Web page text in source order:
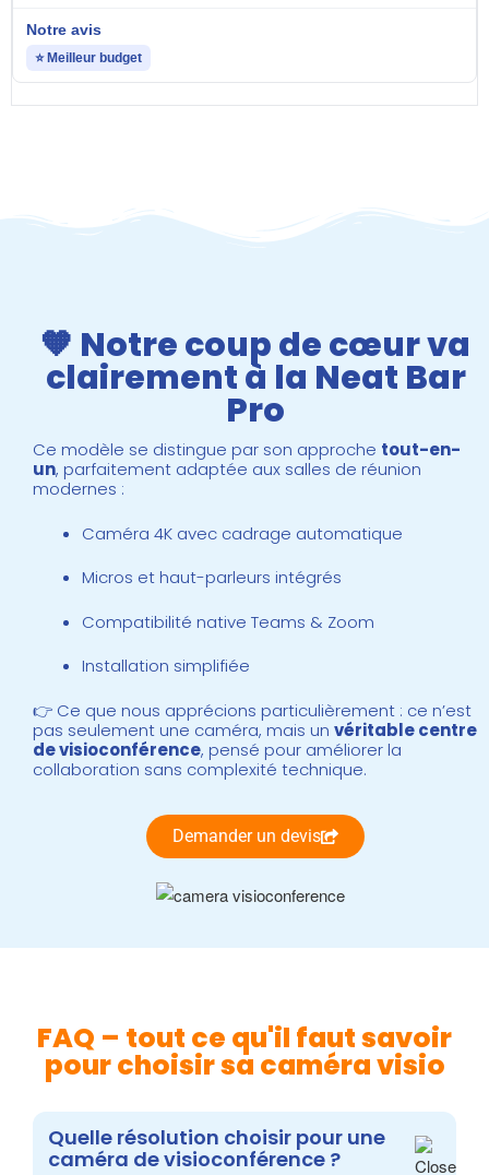
⭐ Meilleur budget
🧡 Notre coup de cœur va
clairement à la Neat Bar
Pro
Ce modèle se distingue par son approche tout-en-
un, parfaitement adaptée aux salles de réunion
modernes :
Caméra 4K avec cadrage automatique
Micros et haut-parleurs intégrés
Compatibilité native Teams & Zoom
Installation simplifiée
👉 Ce que nous apprécions particulièrement : ce n’est
pas seulement une caméra, mais un véritable centre
de visioconférence, pensé pour améliorer la
collaboration sans complexité technique.
Demander un devis
FAQ – tout ce qu'il faut savoir
pour choisir sa caméra visio
Quelle résolution choisir pour une
caméra de visioconférence ?